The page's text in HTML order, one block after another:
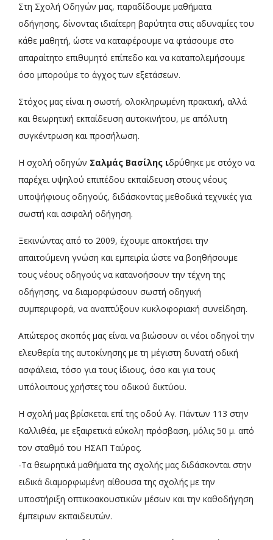
Στη Σχολή Οδηγών μας, παραδίδουμε μαθήματα
οδήγησης, δίνοντας ιδιαίτερη βαρύτητα στις αδυναμίες του
κάθε μαθητή, ώστε να καταφέρουμε να φτάσουμε στο
απαραίτητο επιθυμητό επίπεδο και να καταπολεμήσουμε
όσο μπορούμε το άγχος των εξετάσεων.
Στόχος μας είναι η σωστή, ολοκληρωμένη πρακτική, αλλά
και θεωρητική εκπαίδευση αυτοκινήτου, με απόλυτη
συγκέντρωση και προσήλωση.
Η σχολή οδηγών Σαλμάς Βασίλης ιδρύθηκε με στόχο να
παρέχει υψηλού επιπέδου εκπαίδευση στους νέους
υποψήφιους οδηγούς, διδάσκοντας μεθοδικά τεχνικές για
σωστή και ασφαλή οδήγηση.
Ξεκινώντας από το 2009, έχουμε αποκτήσει την
απαιτούμενη γνώση και εμπειρία ώστε να βοηθήσουμε
τους νέους οδηγούς να κατανοήσουν την τέχνη της
οδήγησης, να διαμορφώσουν σωστή οδηγική
συμπεριφορά, να αναπτύξουν κυκλοφοριακή συνείδηση.
Απώτερος σκοπός μας είναι να βιώσουν οι νέοι οδηγοί την
ελευθερία της αυτοκίνησης με τη μέγιστη δυνατή οδική
ασφάλεια, τόσο για τους ίδιους, όσο και για τους
υπόλοιπους χρήστες του οδικού δικτύου.
Η σχολή μας βρίσκεται επί της οδού Αγ. Πάντων 113 στην
Καλλιθέα, με εξαιρετικά εύκολη πρόσβαση, μόλις 50 μ. από
τον σταθμό του ΗΣΑΠ Ταύρος.
-Τα θεωρητικά μαθήματα της σχολής μας διδάσκονται στην
ειδικά διαμορφωμένη αίθουσα της σχολής με την
υποστήριξη οπτικοακουστικών μέσων και την καθοδήγηση
έμπειρων εκπαιδευτών.